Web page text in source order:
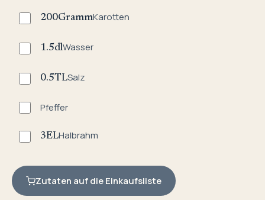
200GrammKarotten
1.5dlWasser
0.5TLSalz
Pfeffer
3ELHalbrahm
Zutaten auf die Einkaufsliste